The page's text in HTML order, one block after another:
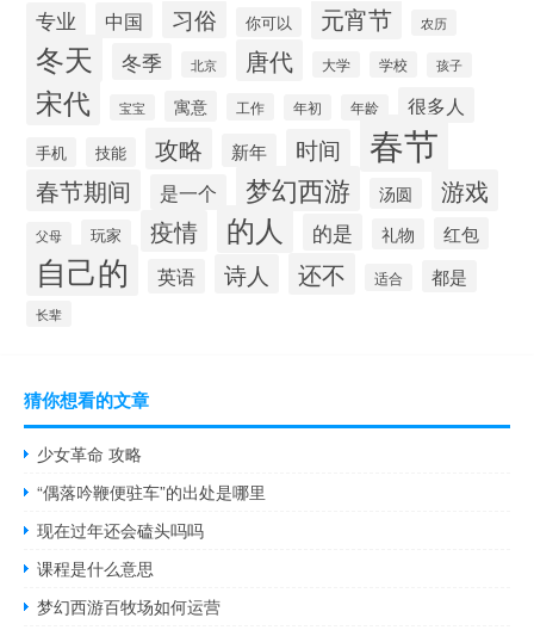
专业 中国 习俗 你可以 元宵节 农历
冬天 冬季 北京 唐代 大学 学校 孩子
宋代 宝宝 寓意 工作 年初 年龄 很多人
手机 技能 攻略 新年 时间 春节
春节期间 是一个 梦幻西游 汤圆 游戏
父母 玩家 疫情 的人 的是 礼物 红包
自己的 英语 诗人 还不 适合 都是
长辈
猜你想看的文章
少女革命 攻略
“偶落吟鞭便驻车”的出处是哪里
现在过年还会磕头吗吗
课程是什么意思
梦幻西游百牧场如何运营